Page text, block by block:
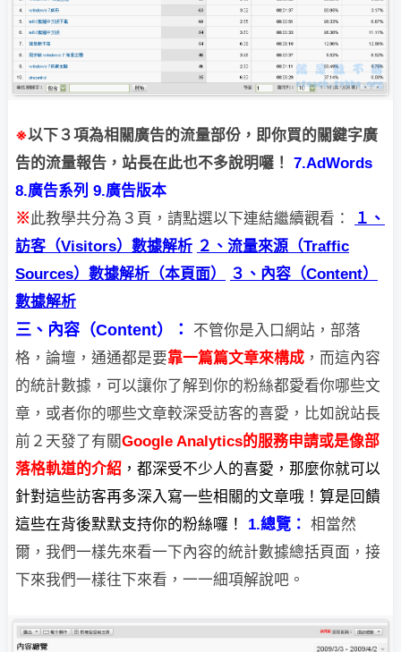
※以下３項為相關廣告的流量部份，即你買的關鍵字廣
告的流量報告， 站長在此也不多說明囉！
7.AdWords
8.廣告系列 9.廣告版本
※ 此教學共分為３頁，請點選以下連結繼續觀看：
１、
訪客（Visitors）數據解析 ２、流量來源（Traffic
Sources）數據解析（本頁面）
３、內容（Content）
數據解析
三、內容（Content）：
不管你是入口網站，部落
格，論壇，通通都是要靠一篇篇文章來構成 ，而這內容
的統計數據，可以讓你了解到你的粉絲都愛看你哪些文
章，或者你的哪些文章較深受訪客的喜愛，比如說站長
前２天發了有關Google Analytics的服務申請或是像部
落格軌道的介紹 ，都深受不少人的喜愛，那麼你就可以
針對這些訪客再多深入寫一些相關的文章哦！算是回饋
這些在背後默默支持你的粉絲囉！
1.總覽： 相當然
爾，我們一樣先來看一下內容的統計數據總括頁面，接
下來我們一樣往下來看， 一一細項解說吧。